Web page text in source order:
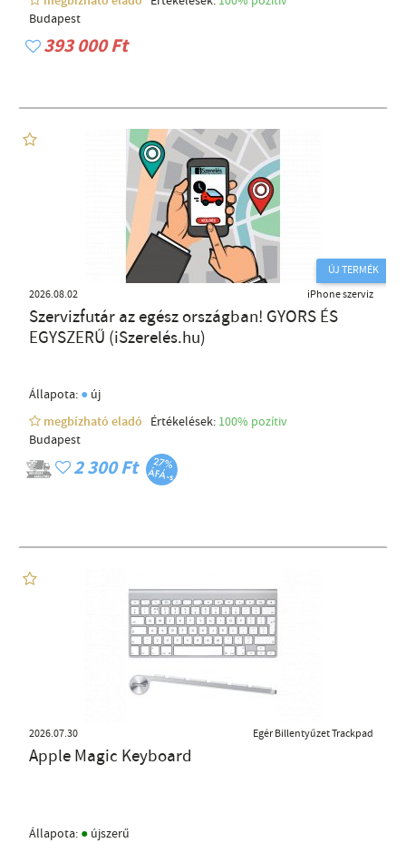
Budapest
393 000 Ft
ÚJ TERMÉK
2026.08.02
iPhone szerviz
Szervizfutár az egész országban! GYORS ÉS
EGYSZERŰ (iSzerelés.hu)
Állapota: ● új
megbízható eladó
Értékelések: 100% pozítiv
Budapest
2 300 Ft
2026.07.30 Egér Billentyűzet Trackpad
Apple Magic Keyboard
Állapota: ● újszerű